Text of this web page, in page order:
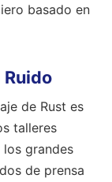
basado en
de Rust es
talleres
grandes
de prensa